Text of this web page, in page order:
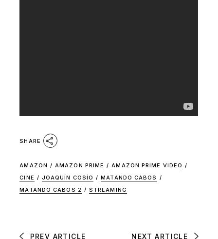
SHARE
AMAZON / AMAZON PRIME / AMAZON PRIME VIDEO /
CINE / JOAQUÍN COSÍO / MATANDO CABOS /
MATANDO CABOS 2 / STREAMING
PREV ARTICLE NEXT ARTICLE